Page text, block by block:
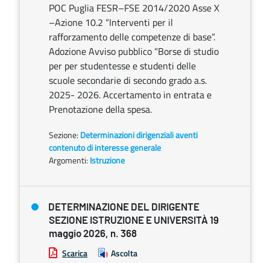
POC Puglia FESR–FSE 2014/2020 Asse X
–Azione 10.2 “Interventi per il
rafforzamento delle competenze di base”.
Adozione Avviso pubblico “Borse di studio
per per studentesse e studenti delle
scuole secondarie di secondo grado a.s.
2025- 2026. Accertamento in entrata e
Prenotazione della spesa.
Sezione: Determinazioni dirigenziali aventi
contenuto di interesse generale
Argomenti: Istruzione
DETERMINAZIONE DEL DIRIGENTE
SEZIONE ISTRUZIONE E UNIVERSITÀ 19
maggio 2026, n. 368
Scarica Ascolta